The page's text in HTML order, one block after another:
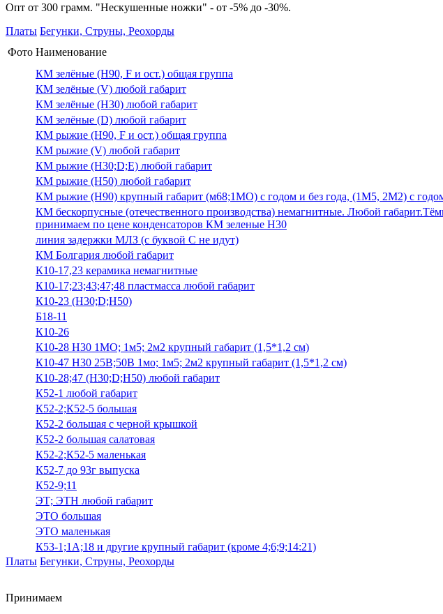
Опт от 300 грамм. "Нескушенные ножки" - от -5% до -30%.
Платы Бегунки, Струны, Реохорды
Фото Наименование
КМ зелёные (H90, F и ост.) общая группа
КМ зелёные (V) любой габарит
КМ зелёные (Н30) любой габарит
КМ зелёные (D) любой габарит
КМ рыжие (H90, F и ост.) общая группа
КМ рыжие (V) любой габарит
КМ рыжие (Н30;D;E) любой габарит
КМ рыжие (Н50) любой габарит
КМ рыжие (Н90) крупный габарит (м68;1МО) с годом и без года, (1М5, 2М2) с годом
КМ бескорпусные (отечественного производства) немагнитные. Любой
принимаем по цене конденсаторов КМ зеленые Н30
линия задержки МЛЗ (с буквой С не идут)
КМ Болгария любой габарит
К10-17,23 керамика немагнитные
К10-17;23;43;47;48 пластмасса любой габарит
К10-23 (Н30;D;Н50)
Б18-11
К10-26
К10-28 Н30 1МО; 1м5; 2м2 крупный габарит (1,5*1,2 см)
К10-47 Н30 25В;50В 1мо; 1м5; 2м2 крупный габарит (1,5*1,2 см)
К10-28;47 (Н30;D;Н50) любой габарит
К52-1 любой габарит
К52-2;К52-5 большая
К52-2 большая с черной крышкой
К52-2 большая салатовая
К52-2;К52-5 маленькая
К52-7 до 93г выпуска
К52-9;11
ЭТ; ЭТН любой габарит
ЭТО большая
ЭТО маленькая
К53-1;1А;18 и другие крупный габарит (кроме 4;6;9;14:21)
Платы Бегунки, Струны, Реохорды
Принимаем